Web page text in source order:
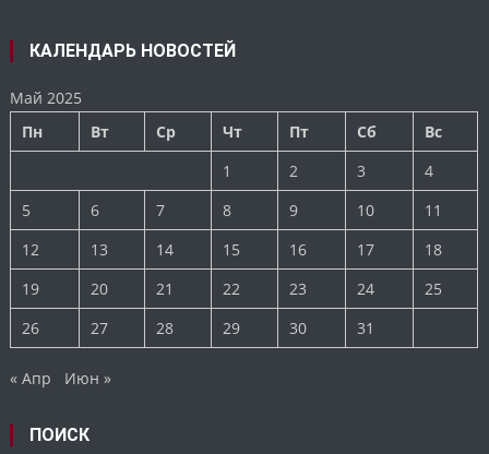
КАЛЕНДАРЬ НОВОСТЕЙ
Май 2025
Пн
Вт Ср Чт Пт Сб
Вс
1
2 3
4
5
6 7 8 9 10
11
12
13 14 15 16 17
18
19
20 21 22 23 24
25
26
27 28 29 30 31
« Апр Июн »
ПОИСК